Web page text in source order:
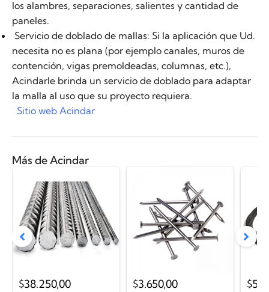
los alambres, separaciones, salientes y cantidad de
paneles.
Servicio de doblado de mallas: Si la aplicación que Ud.
necesita no es plana (por ejemplo canales, muros de
contención, vigas premoldeadas, columnas, etc.),
Acindarle brinda un servicio de doblado para adaptar
la malla al uso que su proyecto requiera.
Sitio web Acindar
Más de Acindar
$38.250,00 $3.650,00 $